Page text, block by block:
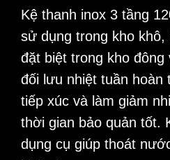
Kệ thanh inox 3 tầng
sử dụng trong kho khô,
đặt biệt trong kho đông
đối lưu nhiệt tuần hoàn
tiếp xúc và làm giảm
thời gian bảo quản tốt.
dụng cụ giúp thoát